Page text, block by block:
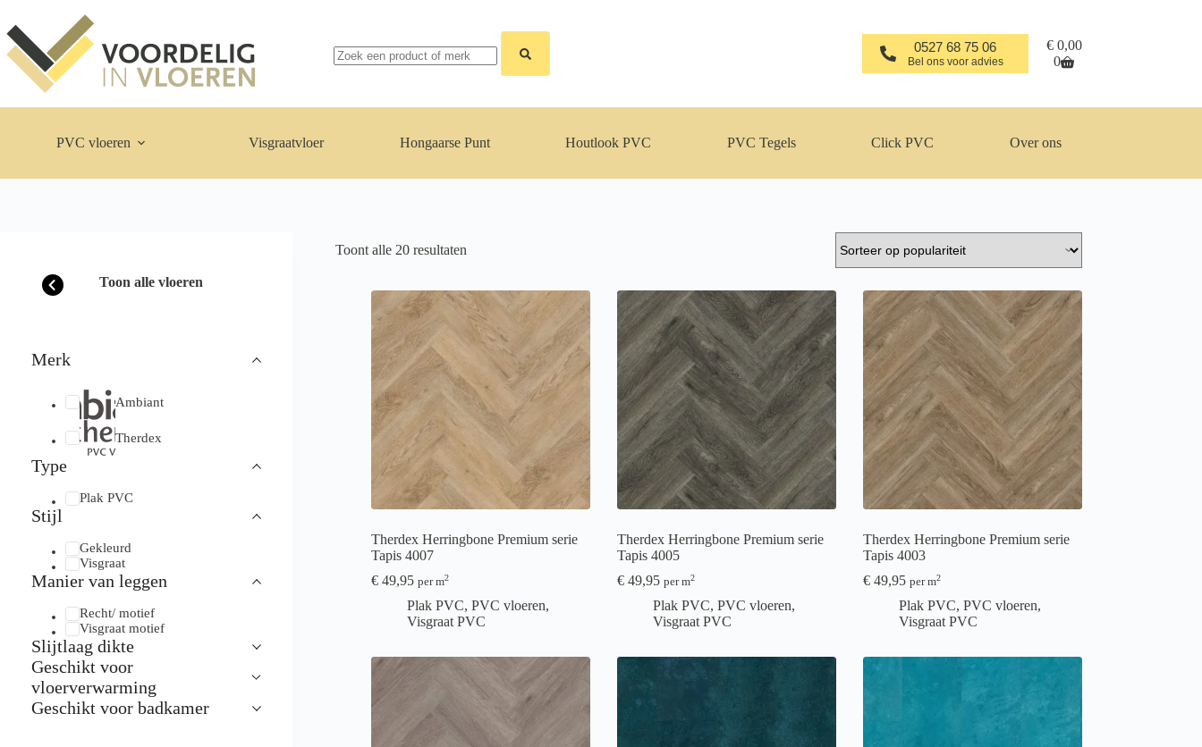
naar
de
inhoud
resultaten
0527 68 75 06
Bel ons voor advies
Winkelwagen
€0,00
0
PVC vloeren Visgraatvloer Hongaarse Punt Houtlook PVC PVC Tegels Click PVC Over ons
Toont alle 20 resultatenGesorteerd
Therdex Herringbone Premium serie
Tapis 4007
€49,95 per m2
Plak PVC, PVC vloeren,
Visgraat PVC
Therdex Herringbone Premium serie
Tapis 4005
€49,95 per m2
Plak PVC, PVC vloeren,
Visgraat PVC
Therdex Herringbone Premium serie
Tapis 4003
€49,95 per m2
Plak PVC, PVC vloeren,
Visgraat PVC
Toon alle vloeren
Merk
Ambiant
Therdex
Type
Plak PVC
Stijl
Gekleurd
Visgraat
Manier van leggen
Recht/ motief
Visgraat motief
Slijtlaag dikte
Geschikt voor
vloerverwarming
Geschikt voor badkamer